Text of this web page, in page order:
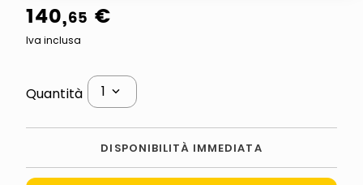
140,65 €
Iva inclusa
Quantità 1
DISPONIBILITÀ IMMEDIATA